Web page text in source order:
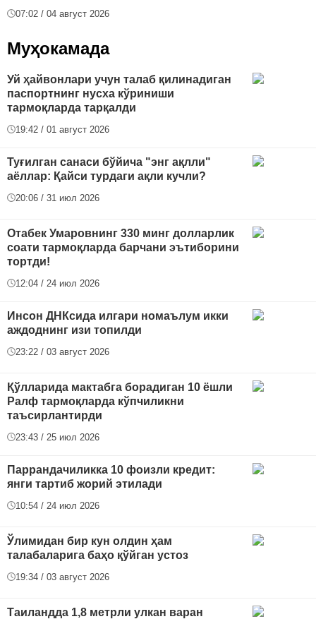
07:02 / 04 август 2026
Муҳокамада
Уй ҳайвонлари учун талаб қилинадиган
паспортнинг нусха кўриниши
тармоқларда тарқалди
19:42 / 01 август 2026
Туғилган санаси бўйича "энг ақлли"
аёллар: Қайси турдаги ақли кучли?
20:06 / 31 июл 2026
Отабек Умаровнинг 330 минг долларлик
соати тармоқларда барчани эътиборини
тортди!
12:04 / 24 июл 2026
Инсон ДНКсида илгари номаълум икки
аждоднинг изи топилди
23:22 / 03 август 2026
Қўлларида мактабга борадиган 10 ёшли
Ралф тармоқларда кўпчиликни
таъсирлантирди
23:43 / 25 июл 2026
Паррандачиликка 10 фоизли кредит:
янги тартиб жорий этилади
10:54 / 24 июл 2026
Ўлимидан бир кун олдин ҳам
талабаларига баҳо қўйган устоз
19:34 / 03 август 2026
Таиландда 1,8 метрли улкан варан